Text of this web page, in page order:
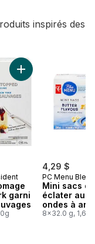
inspirés des
Ajouter Mayonnaise au panier
garni
Ajouter Gâteau au
4,29 $
PC Menu Bleu
Mini sacs
éclater au
ondes à arôme de
beurre
8x32.0 g, 1,68